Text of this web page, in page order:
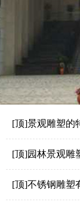
[顶]景观雕塑的
[顶]园林景观雕
[顶]不锈钢雕塑